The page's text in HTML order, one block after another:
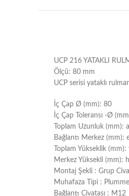
UCP 216 YATAKLI
Ölçü: 80 mm
UCP serisi ​​yataklı
İç Çap Ø (mm): 80
İç Çap Toleransı -Ø
Toplam Uzunluk (mm):
Bağlantı Merkez (mm):
Toplam Yükseklik
Merkez Yüksekli (mm):
Montaj Şekli : Grup
Muhafaza Tipi :
Bağlantı Civatası : M12